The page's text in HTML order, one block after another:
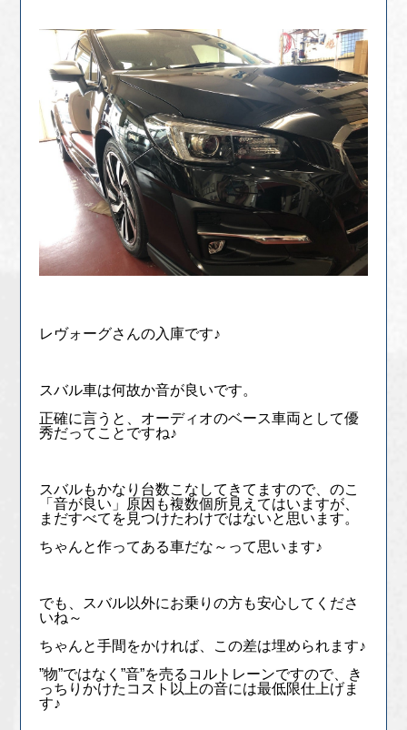
レヴォーグさんの入庫です♪
スバル車は何故か音が良いです。
正確に言うと、オーディオのベース車両として優
秀だってことですね♪
スバルもかなり台数こなしてきてますので、のこ
「音が良い」原因も複数個所見えてはいますが、
まだすべてを見つけたわけではないと思います。
ちゃんと作ってある車だな～って思います♪
でも、スバル以外にお乗りの方も安心してくださ
いね～
ちゃんと手間をかければ、この差は埋められます♪
”物”ではなく”音”を売るコルトレーンですので、き
っちりかけたコスト以上の音には最低限仕上げま
す♪